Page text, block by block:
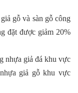
gỗ và sàn gỗ công
đặt được giảm 20%
nhựa giả đá khu vực
giả gỗ khu vực